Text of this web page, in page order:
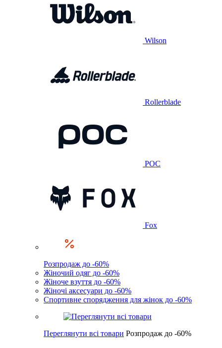
Wilson
Rollerblade
POC
Fox
Розпродаж до -60%
Жіночий одяг до -60%
Жіноче взуття до -60%
Жіночі аксесуари до -60%
Спортивне спорядження для жінок до -60%
Переглянути всі товари Розпродаж до -60%